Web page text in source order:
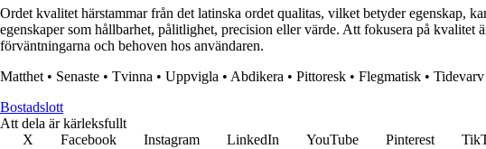
Ordet kvalitet härstammar från det latinska ordet qualitas, vilket betyder egenskap,
egenskaper som hållbarhet, pålitlighet, precision eller värde. Att fokusera på
förväntningarna och behoven hos användaren.
Matthet • Senaste • Tvinna • Uppvigla • Abdikera • Pittoresk • Flegmatisk • Tidevarv
Bostadslott
Att dela är kärleksfullt
X
Facebook Instagram LinkedIn YouTube Pinterest